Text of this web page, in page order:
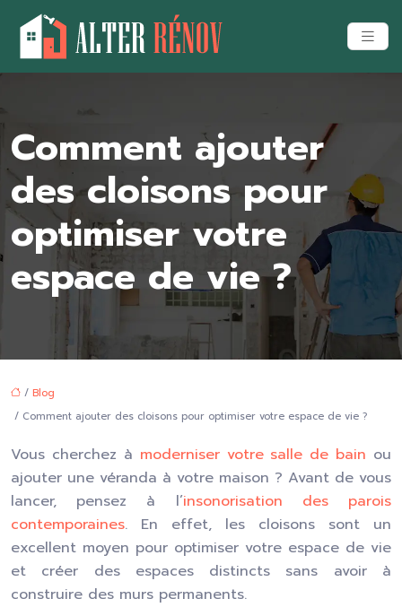
Comment ajouter
des cloisons pour
optimiser votre
espace de vie ?
/ Blog
/ Comment ajouter des cloisons pour optimiser votre espace de vie ?
Vous cherchez à moderniser votre salle de bain ou
ajouter une véranda à votre maison ? Avant de vous
lancer, pensez à l’insonorisation des parois
contemporaines. En effet, les cloisons sont un
excellent moyen pour optimiser votre espace de vie
et créer des espaces distincts sans avoir à
construire des murs permanents.